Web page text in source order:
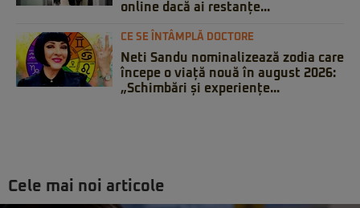
online dacă ai restanțe...
CE SE ÎNTÂMPLĂ DOCTORE
Neti Sandu nominalizează zodia care
începe o viață nouă în august 2026:
„Schimbări și experiențe...
Cele mai noi articole